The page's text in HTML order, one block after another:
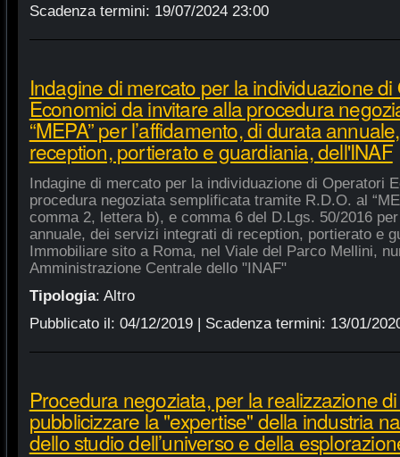
Scadenza termini: 19/07/2024 23:00
Indagine di mercato per la individuazione
Economici da invitare alla procedura
“MEPA” per l’affidamento, di durata
reception, portierato e guardiania, dell'INAF
Indagine di mercato per la individuazione di Operatori
procedura negoziata semplificata tramite R.D.O. al
comma 2, lettera b), e comma 6 del D.Lgs. 50/2016
annuale, dei servizi integrati di reception, portierato e
Immobiliare sito a Roma, nel Viale del Parco Mellini,
Amministrazione Centrale dello "INAF"
Tipologia: Altro
Pubblicato il: 04/12/2019| Scadenza termini: 13/01/
Procedura negoziata, per la realizzazione
pubblicizzare la "expertise" della industria
dello studio dell’universo e della